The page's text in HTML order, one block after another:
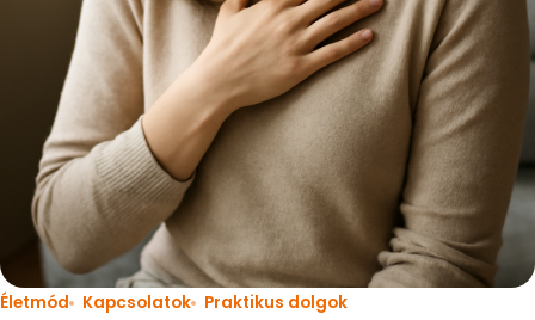
Életmód Kapcsolatok Praktikus dolgok